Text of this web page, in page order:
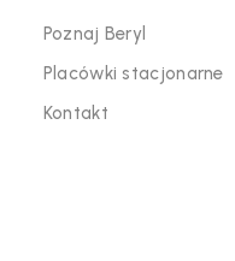
Poznaj Beryl
Placówki stacjonarne
Kontakt